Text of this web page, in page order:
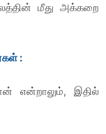
மீது அக்கறை
:
என்றாலும், இதில்